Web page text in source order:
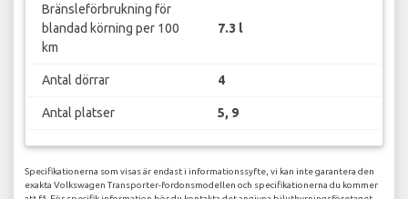
Bränsleförbrukning för
blandad körning per 100
km
7.3 l
Antal dörrar 4
Antal platser 5, 9
Specifikationerna som visas är endast i informationssyfte, vi kan inte garantera den
exakta Volkswagen Transporter-fordonsmodellen och specifikationerna du kommer